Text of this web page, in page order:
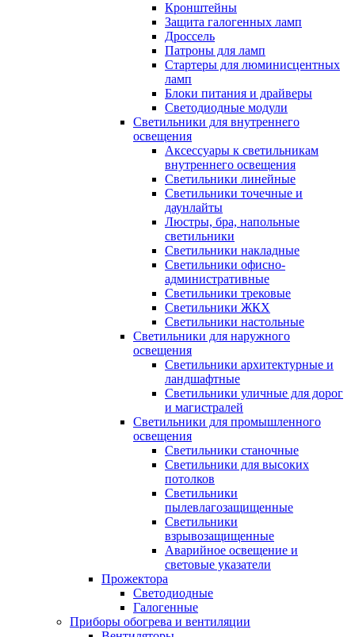
Кронштейны
Защита галогенных ламп
Дроссель
Патроны для ламп
Стартеры для люминисцентных
ламп
Блоки питания и драйверы
Светодиодные модули
Светильники для внутреннего
освещения
Аксессуары к светильникам
внутреннего освещения
Светильники линейные
Светильники точечные и
даунлайты
Люстры, бра, напольные
светильники
Светильники накладные
Светильники офисно-
административные
Светильники трековые
Светильники ЖКХ
Светильники настольные
Светильники для наружного
освещения
Светильники архитектурные и
ландшафтные
Светильники уличные для дорог
и магистралей
Светильники для промышленного
освещения
Светильники станочные
Светильники для высоких
потолков
Светильники
пылевлагозащищенные
Светильники
взрывозащищенные
Аварийное освещение и
световые указатели
Прожектора
Светодиодные
Галогенные
Приборы обогрева и вентиляции